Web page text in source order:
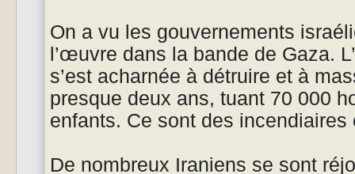
On a vu les gouvernements
l’œuvre dans la bande de Gaza.
s’est acharnée à détruire et à
presque deux ans, tuant 70 000
enfants. Ce sont des
De nombreux Iraniens se sont